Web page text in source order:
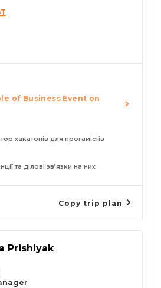
of Business Event on
хакатонів для прогамістів
та ділові зв’язки на них
Copy trip plan
Prishlyak